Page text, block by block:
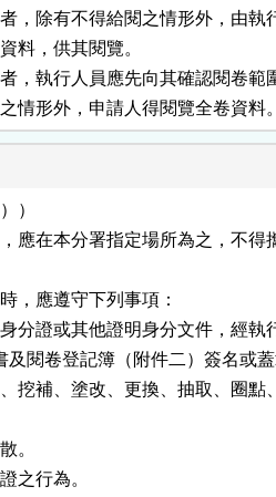
者，除有不得給閱之情形外，由執
料，供其閱覽。
者，執行人員應先向其確認閱卷範
之情形外，申請人得閱覽全卷資料
）
，應在本分署指定場所為之，不得
，應遵守下列事項：
分證或其他證明身分文件，經執
及閱卷登記簿（附件二）簽名或
挖補、塗改、更換、抽取、圈點
。
之行為。